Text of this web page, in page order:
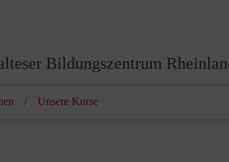
Bildungszentrum
Unsere Kurse